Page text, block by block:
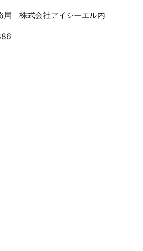
局 株式会社アイシーエル内